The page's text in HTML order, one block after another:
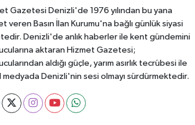
Gazetesi Denizli'de 1976 yılından bu yana
veren Basın İlan Kurumu'na bağlı günlük siyasi
Denizli'de anlık haberler ile kent gündemini
aktaran Hizmet Gazetesi;
aldığı güçle, yarım asırlık tecrübesi ile
medyada Denizli'nin sesi olmayı sürdürmektedir.